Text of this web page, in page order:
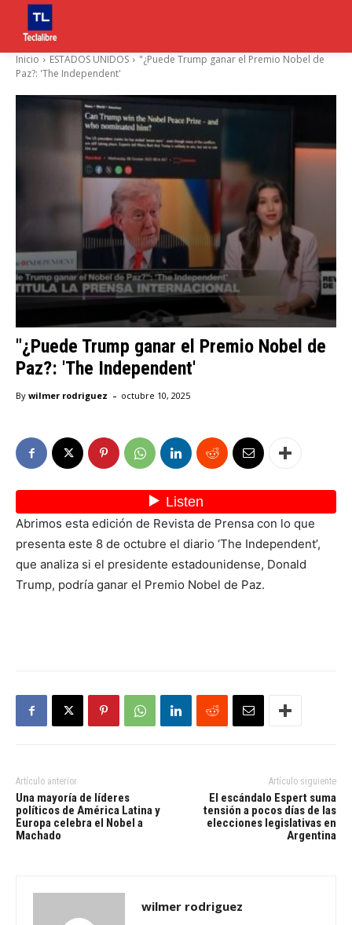
Inicio ESTADOS UNIDOS
"¿Puede Trump ganar el Premio Nobel de
Paz?: 'The Independent'
"¿Puede Trump ganar el Premio Nobel de
Paz?: 'The Independent'
By wilmer rodriguez - octubre 10, 2025
Abrimos esta edición de Revista de Prensa con lo que
presenta este 8 de octubre el diario ‘The Independent’,
que analiza si el presidente estadounidense, Donald
Trump, podría ganar el Premio Nobel de Paz.
Artículo anterior
Una mayoría de líderes
políticos de América Latina y
Europa celebra el Nobel a
Machado
Artículo siguiente
El escándalo Espert suma
tensión a pocos días de las
elecciones legislativas en
Argentina
wilmer rodriguez